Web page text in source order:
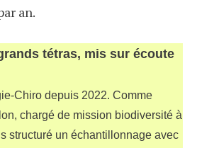
an.
tétras, mis sur écoute
Chiro depuis 2022. Comme
chargé de mission biodiversité à
structuré un échantillonnage avec